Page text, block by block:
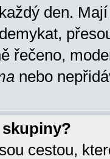
den.
řečeno,
nebo
cestou,